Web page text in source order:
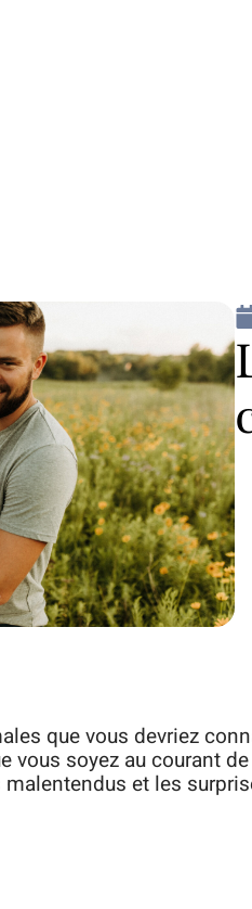
que vous devriez
vous soyez au courant
et les